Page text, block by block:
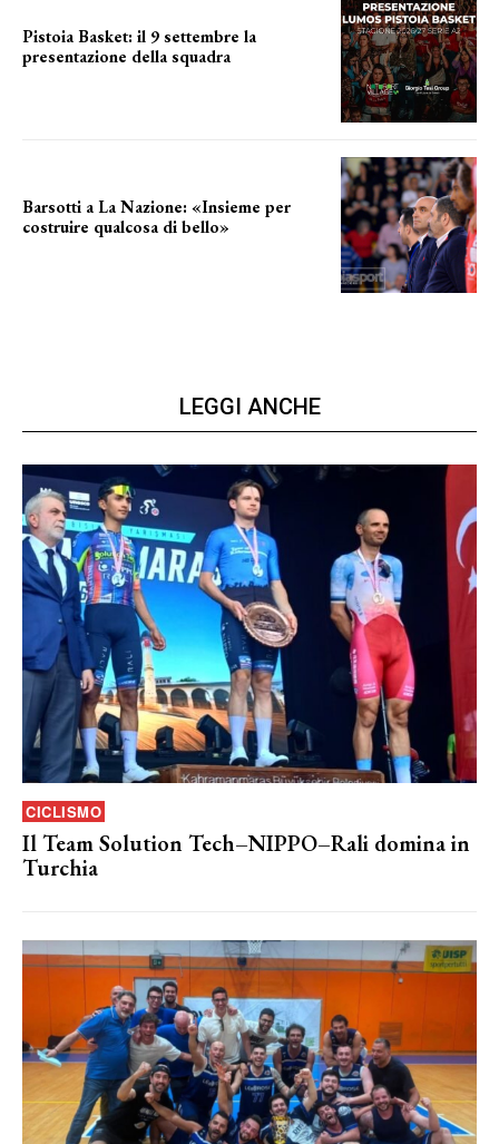
Pistoia Basket: il 9 settembre la
presentazione della squadra
Barsotti a La Nazione: «Insieme per
costruire qualcosa di bello»
LEGGI ANCHE
CICLISMO
Il Team Solution Tech–NIPPO–Rali domina in
Turchia